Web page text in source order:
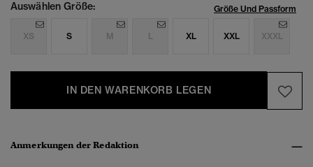
Auswählen Größe: Größe Und Passform
XS S M L XL XXL XXXL
IN DEN WARENKORB LEGEN
Anmerkungen der Redaktion